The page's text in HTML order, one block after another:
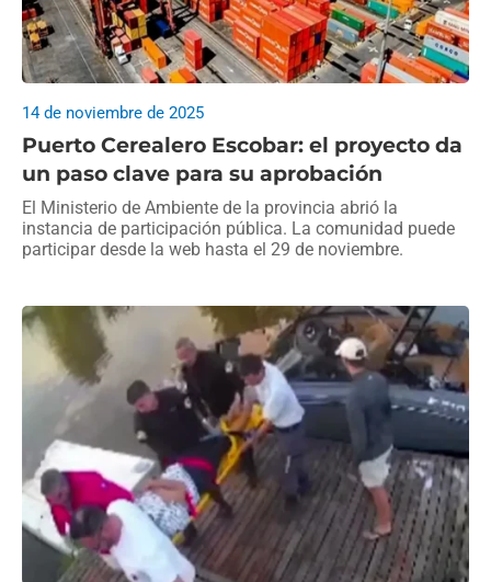
Puerto Cerealero Escobar: el proyecto da
un paso clave para su aprobación
14 de noviembre de 2025
El Ministerio de Ambiente de la provincia abrió la
instancia de participación pública. La comunidad puede
participar desde la web hasta el 29 de noviembre.